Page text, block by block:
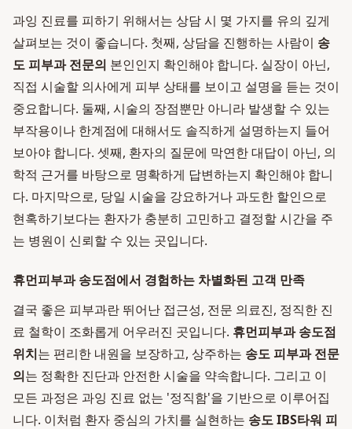
과잉 진료를 피하기 위해서는 상담 시 몇 가지를 유의 깊게
살펴보는 것이 좋습니다. 첫째, 상담을 진행하는 사람이 송
도 피부과 전문의 본인인지 확인해야 합니다. 실장이 아닌,
직접 시술할 의사에게 피부 상태를 보이고 설명을 듣는 것이
중요합니다. 둘째, 시술의 장점뿐만 아니라 발생할 수 있는
부작용이나 한계점에 대해서도 솔직하게 설명하는지 들어
보아야 합니다. 셋째, 환자의 질문에 막연한 대답이 아닌, 의
학적 근거를 바탕으로 명확하게 답변하는지 확인해야 합니
다. 마지막으로, 당일 시술을 강요하거나 과도한 할인으로
현혹하기보다는 환자가 충분히 고민하고 결정할 시간을 주
는 병원이 신뢰할 수 있는 곳입니다.
휴먼피부과 송도점에서 경험하는 차별화된 고객 만족
결국 좋은 피부과란 뛰어난 접근성, 전문 의료진, 정직한 진
료 철학이 조화롭게 어우러진 곳입니다. 휴먼피부과 송도점
위치는 편리한 내원을 보장하고, 상주하는 송도 피부과 전문
의는 정확한 진단과 안전한 시술을 약속합니다. 그리고 이
모든 과정은 과잉 진료 없는 '정직함'을 기반으로 이루어집
니다. 이처럼 환자 중심의 가치를 실현하는 송도 IBS타워 피